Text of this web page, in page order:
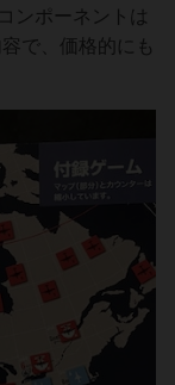
ンポーネントは
で、価格的にも